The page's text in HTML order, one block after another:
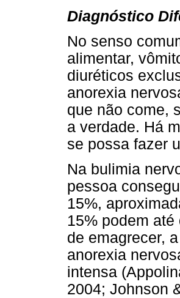
Diagnóstico
No senso
alimentar,
diuréticos
anorexia
que não come,
a verdade. Há
se possa fazer
Na bulimia
pessoa
15%,
15% podem
de emagrecer,
anorexia
intensa
2004; Johnson